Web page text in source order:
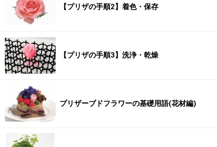
【プリザの手順2】着色・保存
【プリザの手順3】洗浄・乾燥
プリザーブドフラワーの基礎用語(花材編)